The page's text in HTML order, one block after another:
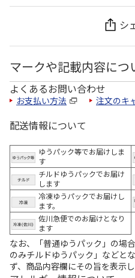
シ
マークや記載内容につ
よくあるお問い合わせ
お支払い方法 注文のキ
配送情報について
ゆうパック等でお届けしま
す
チルドゆうパックでお届け
します
冷凍ゆうパックでお届けし
ます。
佐川急便でのお届けとなり
ます
なお、「普通ゆうパック」の場
のみチルドゆうパック」などと
ず、商品内容欄にその旨を表示し